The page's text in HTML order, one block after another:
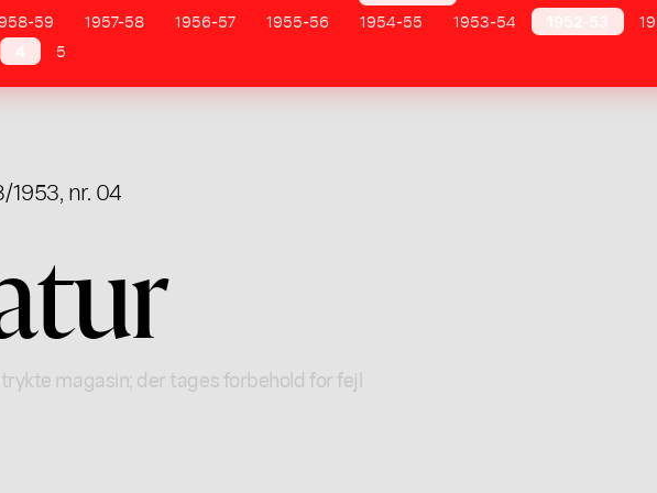
59 1957-58 1956-57 1955-56 1954-55 1953-54
5
1953, nr. 04
magasin; der tages forbehold for fejl